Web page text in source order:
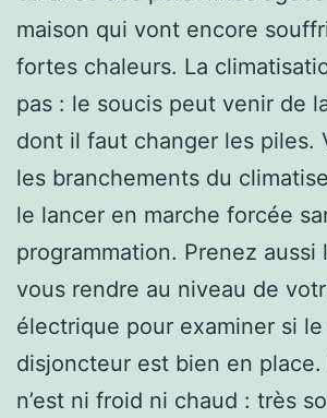
maison qui vont encore
fortes chaleurs. La
pas : le soucis peut venir de
dont il faut changer les piles.
les branchements du
le lancer en marche forcée
programmation. Prenez aussi
vous rendre au niveau de
électrique pour examiner si
disjoncteur est bien en place.
n’est ni froid ni chaud : très